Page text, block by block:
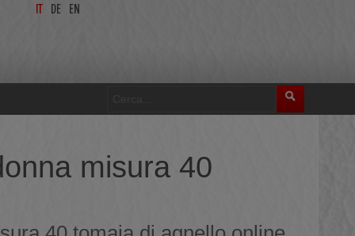
DE EN
misura 40